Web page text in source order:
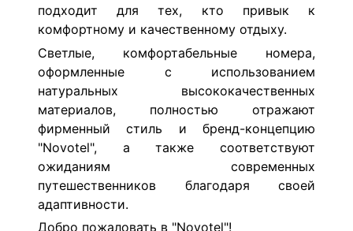
подходит для тех, кто привык к
комфортному и качественному отдыху.
Светлые, комфортабельные номера,
оформленные с использованием
натуральных высококачественных
материалов, полностью отражают
фирменный стиль и бренд-концепцию
"Novotel", а также соответствуют
ожиданиям современных
путешественников благодаря своей
адаптивности.
Добро пожаловать в "Novotel"!